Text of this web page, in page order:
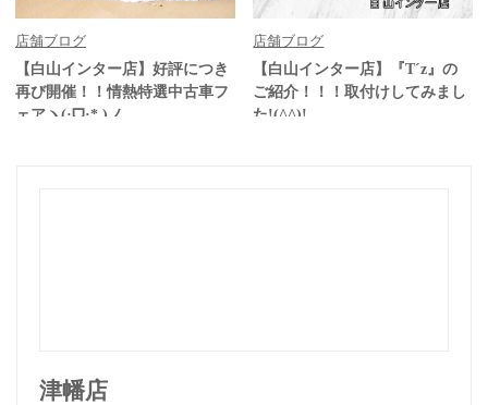
店舗ブログ
【白山インター店】好評につき
再び開催！！情熱特選中古車フ
ェアヽ(·ᗜ·* )ノ
店舗ブログ
【白山インター店】『T´z』の
ご紹介！！！取付けしてみまし
た!(^^)!
津幡店